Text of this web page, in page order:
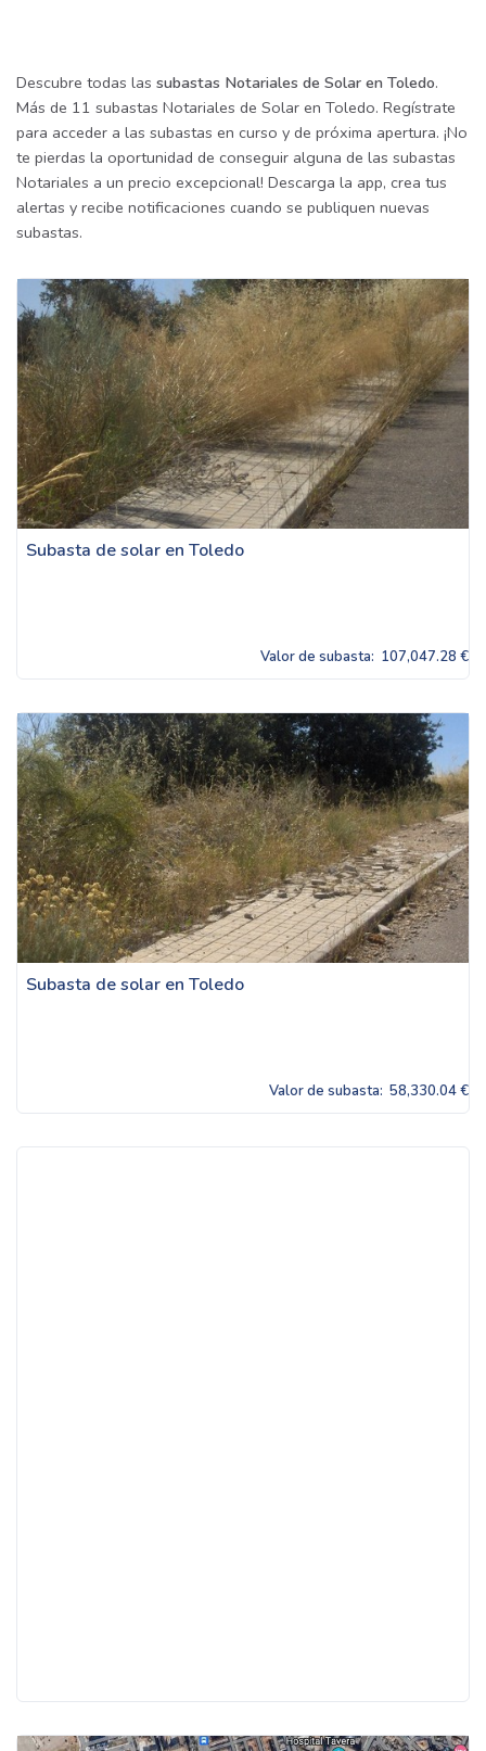
Descubre todas las subastas Notariales de Solar en Toledo.
Más de 11 subastas Notariales de Solar en Toledo. Regístrate
para acceder a las subastas en curso y de próxima apertura. ¡No
te pierdas la oportunidad de conseguir alguna de las subastas
Notariales a un precio excepcional! Descarga la app, crea tus
alertas y recibe notificaciones cuando se publiquen nuevas
subastas.
Subasta de solar en Toledo
Valor de subasta: 107,047.28 €
Subasta de solar en Toledo
Valor de subasta: 58,330.04 €